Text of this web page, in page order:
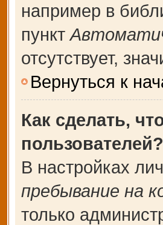
например в
пункт
отсутствует,
Вернуться к
Как сделать,
пользователей?
В настройках
пребывание на
только